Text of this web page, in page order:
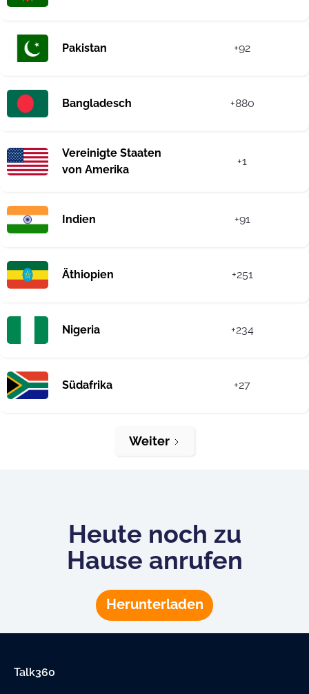
Pakistan +92
Bangladesch +880
Vereinigte Staaten
von Amerika
+1
Indien +91
Äthiopien +251
Nigeria +234
Südafrika +27
Weiter
Heute noch zu
Hause anrufen
Herunterladen
Talk360